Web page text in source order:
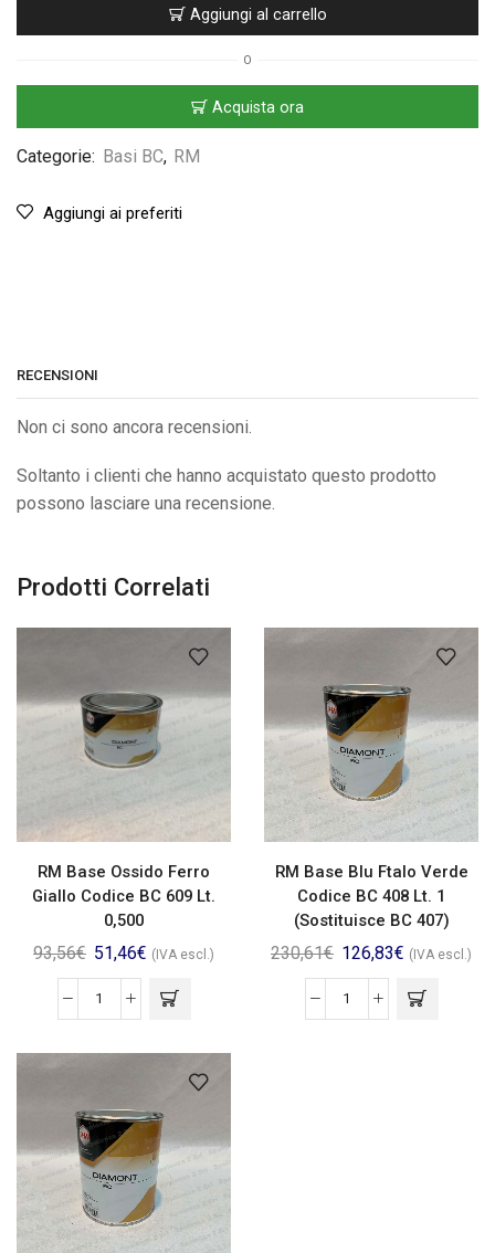
Aggiungi al carrello
O
Acquista ora
Categorie: Basi BC, RM
Aggiungi ai preferiti
RECENSIONI
Non ci sono ancora recensioni.
Soltanto i clienti che hanno acquistato questo prodotto
possono lasciare una recensione.
Prodotti Correlati
RM Base Ossido Ferro
Giallo Codice BC 609 Lt.
0,500
93,56€ 51,46€ (IVA escl.)
RM Base Blu Ftalo Verde
Codice BC 408 Lt. 1
(Sostituisce BC 407)
230,61€ 126,83€ (IVA escl.)